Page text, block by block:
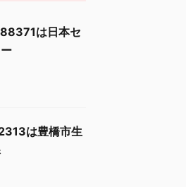
は日本セ
は豊橋市生